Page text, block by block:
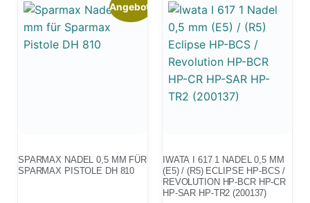
Angebot!
SPARMAX NADEL 0,5 MM FÜR
SPARMAX PISTOLE DH 810
IWATA I 617 1 NADEL 0,5 MM
(E5) / (R5) ECLIPSE HP-BCS /
REVOLUTION HP-BCR HP-CR
HP-SAR HP-TR2 (200137)